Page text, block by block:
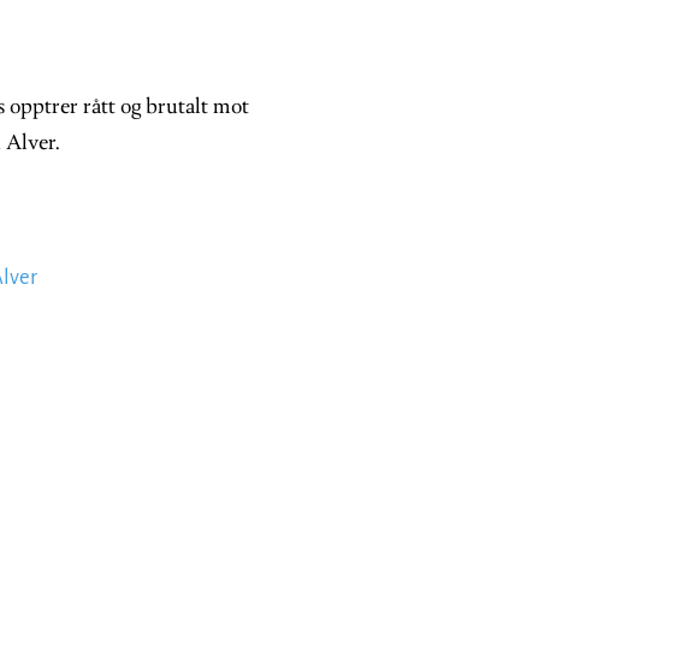
opptrer rått og brutalt mot
Alver.